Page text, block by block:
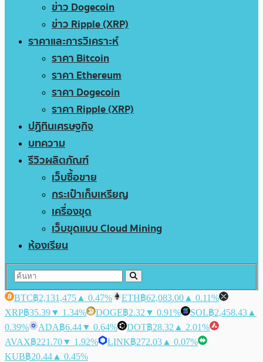
ข่าว Dogecoin
ข่าว Ripple (XRP)
ราคาและการวิเคราะห์
ราคา Bitcoin
ราคา Ethereum
ราคา Dogecoin
ราคา Ripple (XRP)
ปฏิทินเศรษฐกิจ
บทความ
รีวิวผลิตภัณฑ์
เว็บซื้อขาย
กระเป๋าเก็บเหรียญ
เครื่องขุด
เว็บขุดแบบ Cloud Mining
ห้องเรียน
BTC฿2,131,475 ▲ 0.47% ETH฿62,083.00 ▲ 0.11%
XRP฿35.39▼ 1.34% DOGE฿2.32 ▼ 0.91% SOL฿2,458.43 ▲
0.39%
ADA฿6.44▼ 0.64% DOT฿28.32 ▲ 2.01%
AVAX฿221.70▼ 1.92% LINK฿272.03 ▲ 0.07%
KUB฿20.44 ▲ 0.45%